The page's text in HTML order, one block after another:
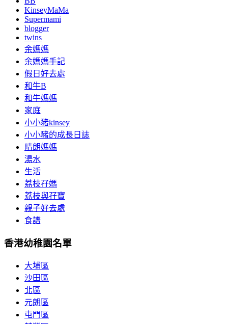
KinseyMaMa
Supermami
blogger
twins
余媽媽
余媽媽手記
假日好去處
和牛B
和牛媽媽
家庭
小小豬kinsey
小小豬的成長日誌
晴朗媽媽
湯水
生活
荔枝孖媽
荔枝與孖寶
親子好去處
食譜
香港幼稚園名單
大埔區
沙田區
北區
元朗區
屯門區